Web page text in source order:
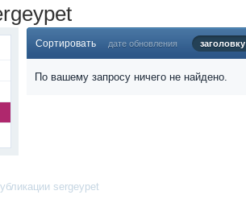
Сортировать дате обновления заголовку
По вашему запросу ничего не найдено.
sergeypet